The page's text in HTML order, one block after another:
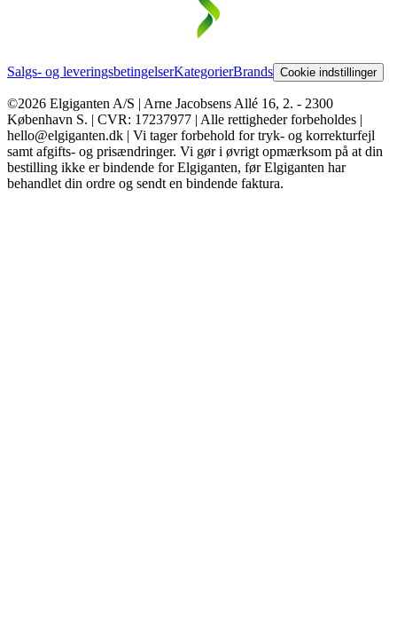
Salgs- og leveringsbetingelserKategorierBrands Cookie indstillinger
©2026 Elgiganten A/S | Arne Jacobsens Allé 16, 2. - 2300
København S. | CVR: 17237977 | Alle rettigheder forbeholdes |
hello@elgiganten.dk | Vi tager forbehold for tryk- og korrekturfejl
samt afgifts- og prisændringer. Vi gør i øvrigt opmærksom på at din
bestilling ikke er bindende for Elgiganten, før Elgiganten har
behandlet din ordre og sendt en bindende faktura.